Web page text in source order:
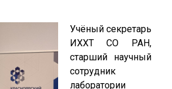
Учёный секретарь
ИХХТ СО РАН,
старший научный
сотрудник
лаборатории